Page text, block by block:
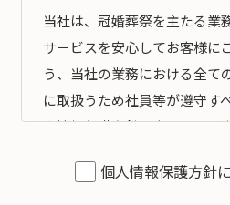
当社は、冠婚葬祭を主たる業
サ－ビスを安心してお客様に
う、当社の業務における全て
に取扱うため社員等が遵守す
人情報保護方針を定め、その
個人情報保護方針